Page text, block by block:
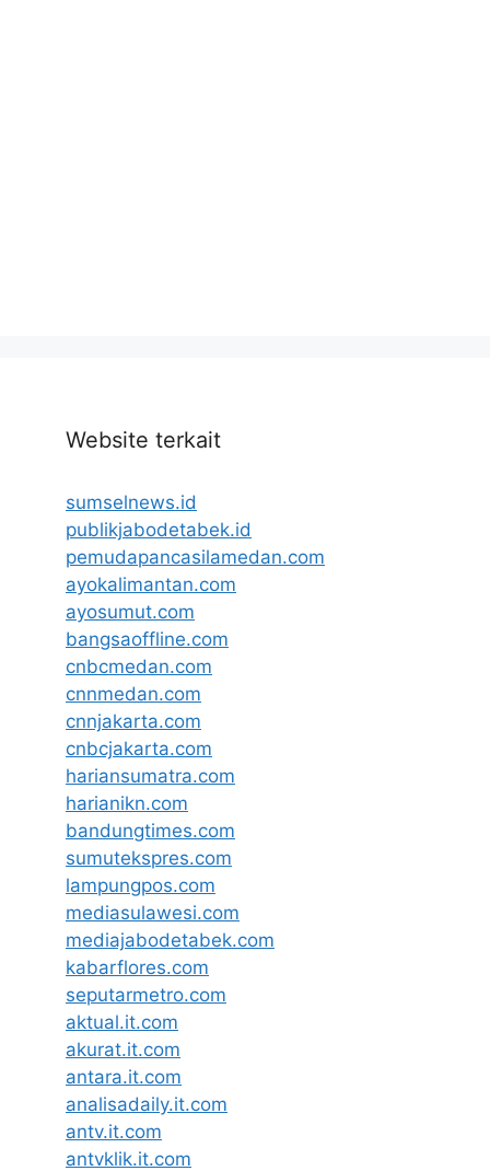
Website terkait
sumselnews.id
publikjabodetabek.id
pemudapancasilamedan.com
ayokalimantan.com
ayosumut.com
bangsaoffline.com
cnbcmedan.com
cnnmedan.com
cnnjakarta.com
cnbcjakarta.com
hariansumatra.com
harianikn.com
bandungtimes.com
sumutekspres.com
lampungpos.com
mediasulawesi.com
mediajabodetabek.com
kabarflores.com
seputarmetro.com
aktual.it.com
akurat.it.com
antara.it.com
analisadaily.it.com
antv.it.com
antvklik.it.com